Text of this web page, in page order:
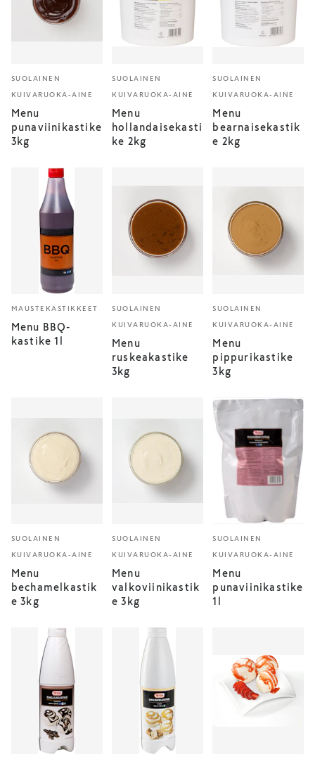
SUOLAINEN
KUIVARUOKA-AINE
Menu
punaviinikastike
3kg
SUOLAINEN
KUIVARUOKA-AINE
Menu
hollandaisekasti
ke 2kg
SUOLAINEN
KUIVARUOKA-AINE
Menu
bearnaisekastik
e 2kg
MAUSTEKASTIKKEET
Menu BBQ-
kastike 1l
SUOLAINEN
KUIVARUOKA-AINE
Menu
ruskeakastike
3kg
SUOLAINEN
KUIVARUOKA-AINE
Menu
pippurikastike
3kg
SUOLAINEN
KUIVARUOKA-AINE
Menu
bechamelkastik
e 3kg
SUOLAINEN
KUIVARUOKA-AINE
Menu
valkoviinikastik
e 3kg
SUOLAINEN
KUIVARUOKA-AINE
Menu
punaviinikastike
1l